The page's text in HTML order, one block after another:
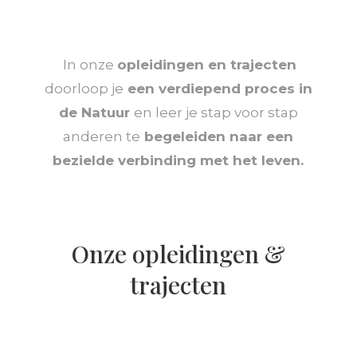
In onze opleidingen en trajecten
doorloop je een verdiepend proces in
de Natuur en leer je stap voor stap
anderen te begeleiden naar een
bezielde verbinding met het leven.
Onze opleidingen &
trajecten